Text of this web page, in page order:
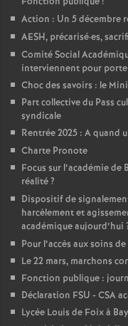
Action : Un 5 décembre
AESH, précarisé·es,
Comité Social
interviennent pour
Choc des savoirs : le
Part collective du Pass
syndicale
Rentrée 2025 : A quand
Charte Pronote
Focus sur l’académie
réalité?
Dispositif de
harcèlement et
académique aujourd’hui
Pour l’accès aux soins
Le 22 mars, marchons
Fonction publique :
Déclaration FSU - CSA
Lycée Louis de Foix à